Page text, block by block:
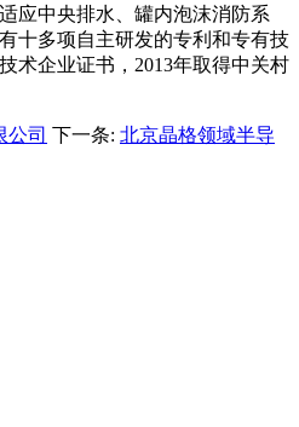
应中央排水、罐内泡沫消防系
十多项自主研发的专利和专有技
术企业证书， 2013年取得中关村
公司 下一条: 北京晶格领域半导